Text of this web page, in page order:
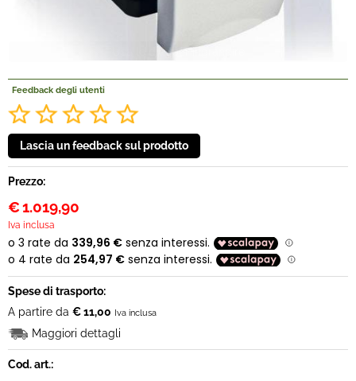
Feedback degli utenti
Prezzo:
€1.019,90
Iva inclusa
Spese di trasporto:
A partire da € 11,00 Iva inclusa
Maggiori dettagli
Cod. art.: